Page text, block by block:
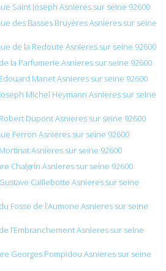
Saint Joseph Asnieres sur seine 92600
des Basses Bruyères Asnieres sur seine
de la Redoute Asnieres sur seine 92600
la Parfumerie Asnieres sur seine 92600
Manet Asnieres sur seine 92600
Michel Heymann Asnieres sur seine
Dupont Asnieres sur seine 92600
Ferron Asnieres sur seine 92600
Asnieres sur seine 92600
Chalgrin Asnieres sur seine 92600
Caillebotte Asnieres sur seine
Fosse de l’Aumone Asnieres sur seine
l’Embranchement Asnieres sur seine
Georges Pompidou Asnieres sur seine